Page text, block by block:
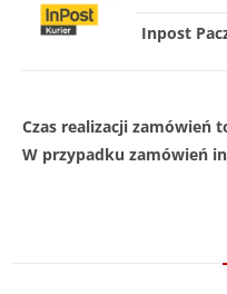
Inpost
Czas realizacji zamówień
W przypadku zamówień